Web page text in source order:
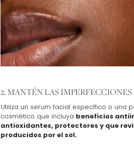
2. MANTÉN LAS IMPERFECCIONES
Utiliza un serum facial específico o una
cosmético que incluya beneficios
antioxidantes, protectores y que
producidos por el sol.